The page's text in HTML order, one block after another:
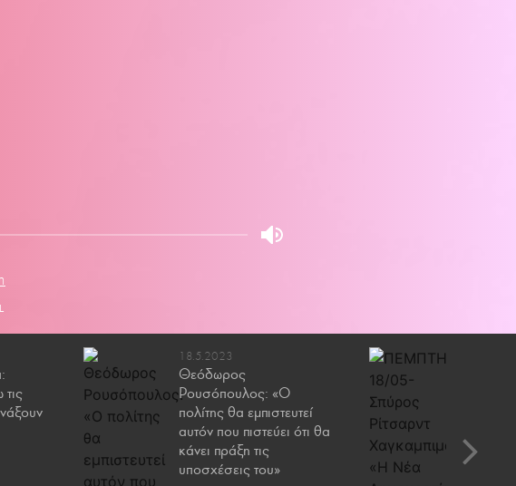
18.5.2023
Θεόδωρος
Ρουσόπουλος: «Ο
πολίτης θα εμπιστευτεί
αυτόν που πιστεύει ότι θα
κάνει πράξη τις
υποσχέσεις του»